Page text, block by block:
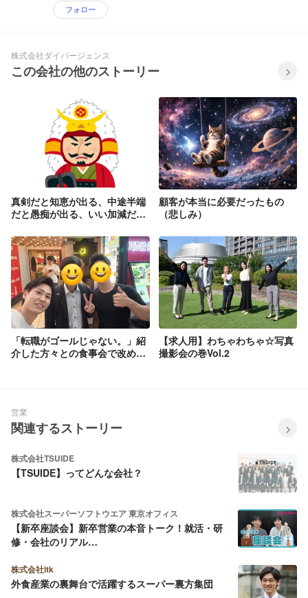
フォロー
株式会社ダイバージェンス
この会社の他のストーリー
真剣だと知恵が出る、中途半端
だと愚痴が出る、いい加減だと
顧客が本当に必要だったもの
（悲しみ）
「転職がゴールじゃない。」紹
介した方々との食事会で改めて
【求人用】わちゃわちゃ☆写真
撮影会の巻Vol.2
営業
関連するストーリー
株式会社TSUIDE
【TSUIDE】ってどんな会社？
株式会社スーパーソフトウエア 東京オフィス
【新卒座談会】新卒営業の本音トーク！就活・研
修・会社のリアル…
株式会社itk
外食産業の裏舞台で活躍するスーパー裏方集団